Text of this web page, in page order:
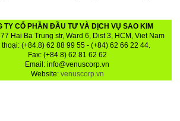
TY CỔ PHẦN ĐẦU TƯ VÀ DỊCH VỤ SAO KIM
Hai Ba Trung str, Ward 6, Dist 3, HCM, Viet Nam
(+84.8) 62 88 99 55 - (+84) 62 66 22 44.
Fax: (+84.8) 62 81 62 62
Email: info@venuscorp.vn
Website: venuscorp.vn